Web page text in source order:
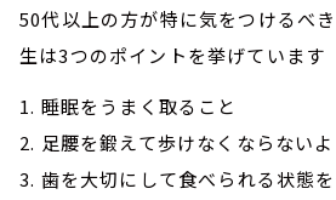
50代以上の方が特に気をつけるべ
生は3つのポイントを挙げています
1. 睡眠をうまく取ること
2. 足腰を鍛えて歩けなくならない
3. 歯を大切にして食べられる状態